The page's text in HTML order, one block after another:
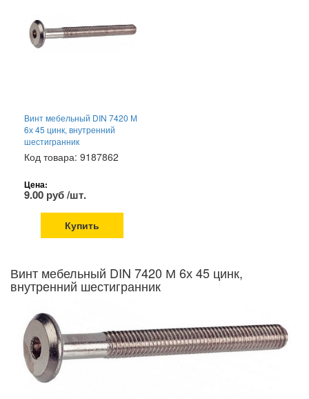
Винт мебельный DIN 7420 М
6х 45 цинк, внутренний
шестигранник
Код товара: 9187862
Цена:
9.00 руб /шт.
Купить
Винт мебельный DIN 7420 М 6х 45 цинк,
внутренний шестигранник